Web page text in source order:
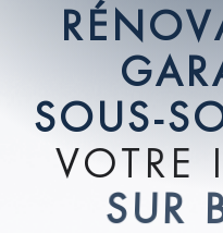
RÉ NOV
GAR
SOUS-S
VOTRE I
SUR